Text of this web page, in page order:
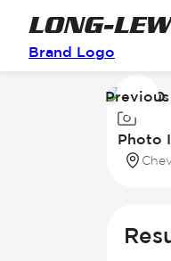
Brand Logo
Image
of
Photo
Previous